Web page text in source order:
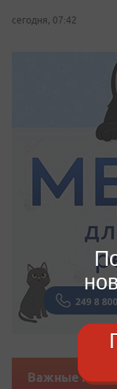
сегодня, 07:42
Важные